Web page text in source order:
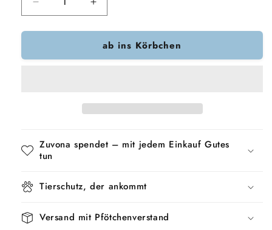
Verringere
die
Menge
Trixie
Erhöhe
die
Menge
für
Trixie
ab ins Körbchen
Zuvona spendet – mit jedem Einkauf Gutes
tun
Tierschutz, der ankommt
Versand mit Pfötchenverstand